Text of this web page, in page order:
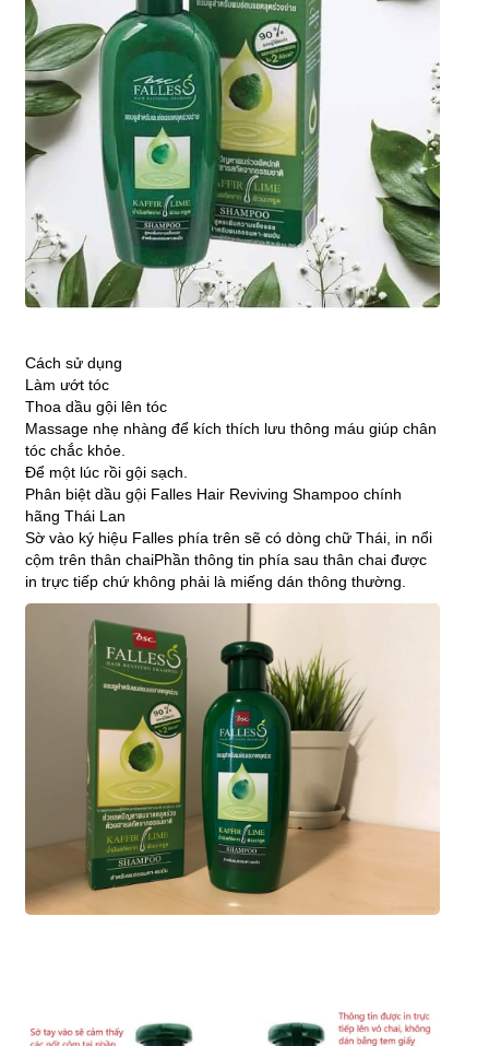
Cách sử dụng
Làm ướt tóc
Thoa dầu gội lên tóc
Massage nhẹ nhàng để kích thích lưu thông máu giúp chân
tóc chắc khỏe.
Để một lúc rồi gội sạch.
Phân biệt dầu gội Falles Hair Reviving Shampoo chính
hãng Thái Lan
Sờ vào ký hiệu Falles phía trên sẽ có dòng chữ Thái, in nổi
cộm trên thân chaiPhần thông tin phía sau thân chai được
in trực tiếp chứ không phải là miếng dán thông thường.